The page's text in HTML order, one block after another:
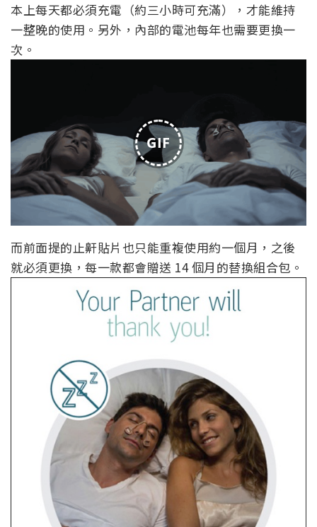
本上每天都必須充電（約三小時可充滿），才能維持
一整晚的使用。另外，內部的電池每年也需要更換一
次。
GIF
而前面提的止鼾貼片也只能重複使用約一個月，之後
就必須更換，每一款都會贈送 14 個月的替換組合包。